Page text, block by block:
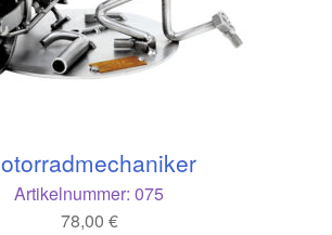
Artikelnummer: 075
78,00 €